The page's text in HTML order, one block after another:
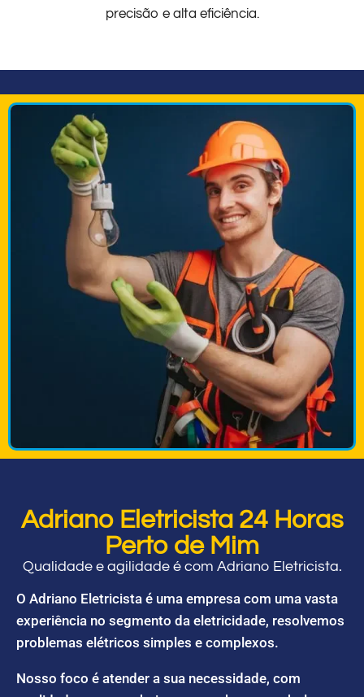
precisão e alta eficiência.
Adriano Eletricista 24 Horas
Perto de Mim
Qualidade e agilidade é com Adriano Eletricista.
O Adriano Eletricista é uma empresa com uma vasta
experiência no segmento da eletricidade, resolvemos
problemas elétricos simples e complexos.
Nosso foco é atender a sua necessidade, com